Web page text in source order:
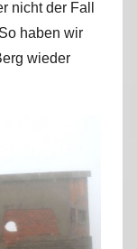
nicht der Fall
haben wir
wieder